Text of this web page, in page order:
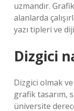
uzmandır.
alanlarda
yazı tipleri ve
Dizgici
Dizgici olmak
grafik tasarım,
üniversite